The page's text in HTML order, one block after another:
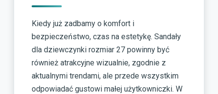
Kiedy już zadbamy o komfort i
bezpieczeństwo, czas na estetykę. Sandały
dla dziewczynki rozmiar 27 powinny być
również atrakcyjne wizualnie, zgodnie z
aktualnymi trendami, ale przede wszystkim
odpowiadać gustowi małej użytkowniczki. W